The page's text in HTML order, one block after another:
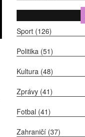
Sport (126)
Politika (51)
Kultura (48)
Zprávy (41)
Fotbal (41)
Zahraničí (37)